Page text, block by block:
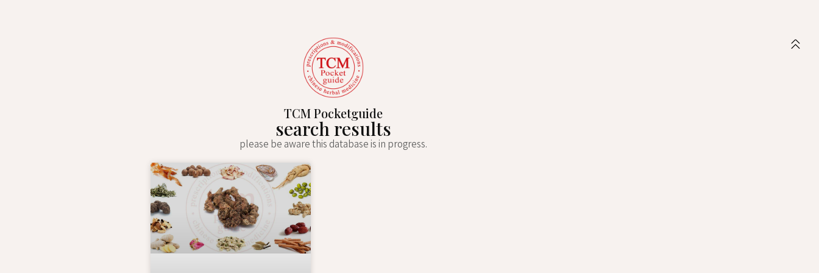
TCM Pocketguide
search results
please be aware this database is in progress.